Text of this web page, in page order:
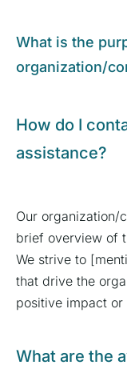
What is the
organization/
How do I
assistance?
Our organization/
brief overview of
We strive to
that drive the
positive impact
What are the